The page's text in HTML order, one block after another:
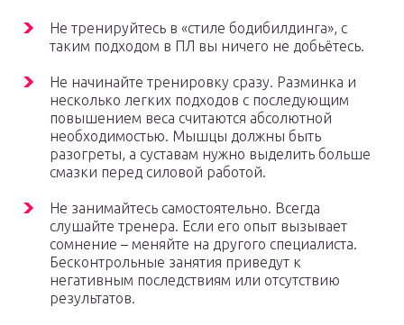
Не тренируйтесь в «стиле бодибилдинга», с
таким подходом в ПЛ вы ничего не добьётесь.
Не начинайте тренировку сразу. Разминка и
несколько легких подходов с последующим
повышением веса считаются абсолютной
необходимостью. Мышцы должны быть
разогреты, а суставам нужно выделить больше
смазки перед силовой работой.
Не занимайтесь самостоятельно. Всегда
слушайте тренера. Если его опыт вызывает
сомнение – меняйте на другого специалиста.
Бесконтрольные занятия приведут к
негативным последствиям или отсутствию
результатов.